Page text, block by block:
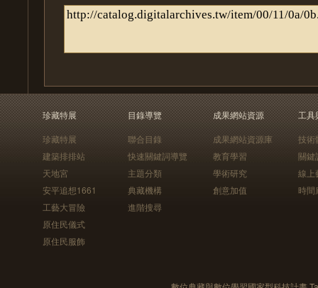
珍藏特展
珍藏特展
建築排排站
天地宮
安平追想1661
工藝大冒險
原住民儀式
原住民服飾
目錄導覽
聯合目錄
快速關鍵詞導覽
主題分類
典藏機構
進階搜尋
成果網站資源
成果網站資源庫
教育學習
學術研究
創意加值
工具
技術
關鍵
線上
時間